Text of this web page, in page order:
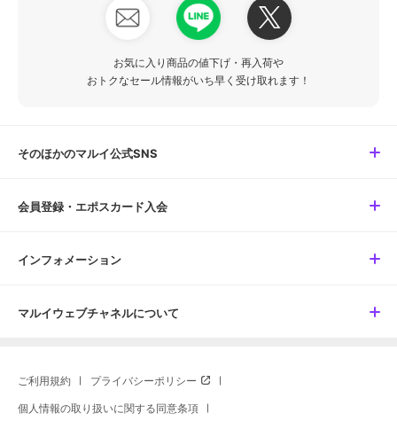
お気に入り商品の値下げ・再入荷や
おトクなセール情報がいち早く受け取れます！
そのほかのマルイ公式SNS
会員登録・エポスカード入会
インフォメーション
マルイウェブチャネルについて
ご利用規約 プライバシーポリシー
個人情報の取り扱いに関する同意条項